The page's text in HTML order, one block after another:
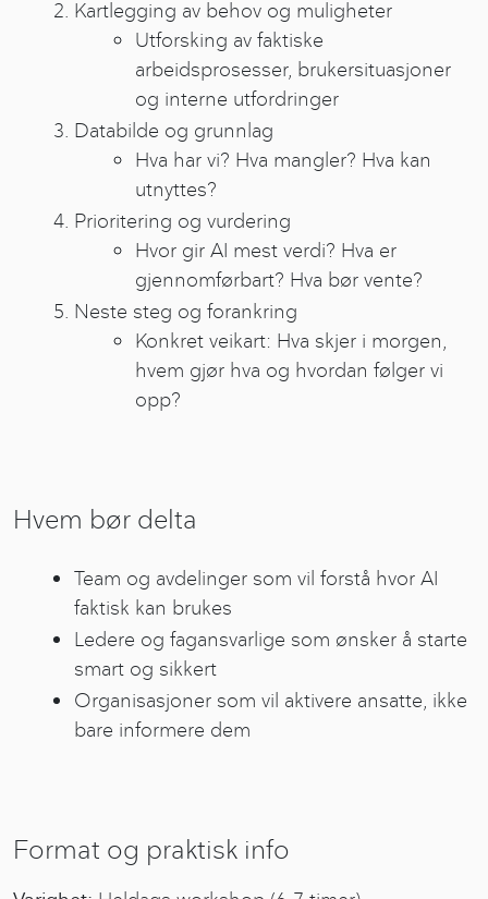
Kartlegging av behov og muligheter
Utforsking av faktiske
arbeidsprosesser, brukersituasjoner
og interne utfordringer
Databilde og grunnlag
Hva har vi? Hva mangler? Hva kan
utnyttes?
Prioritering og vurdering
Hvor gir AI mest verdi? Hva er
gjennomførbart? Hva bør vente?
Neste steg og forankring
Konkret veikart: Hva skjer i morgen,
hvem gjør hva og hvordan følger vi
opp?
Hvem bør delta
Team og avdelinger som vil forstå hvor AI
faktisk kan brukes
Ledere og fagansvarlige som ønsker å starte
smart og sikkert
Organisasjoner som vil aktivere ansatte, ikke
bare informere dem
Format og praktisk info